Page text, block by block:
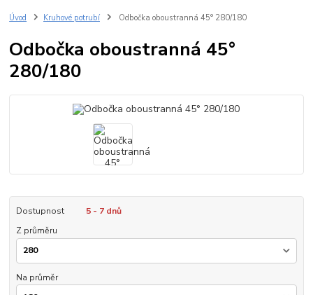
Úvod Kruhové potrubí Odbočka oboustranná 45° 280/180
Odbočka oboustranná 45°
280/180
Dostupnost
5 - 7 dnů
Z průměru
Na průměr